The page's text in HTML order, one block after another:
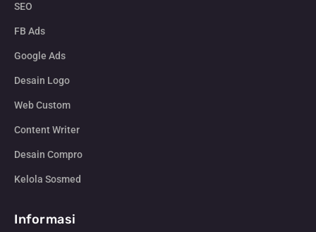
SEO
FB Ads
Google Ads
Desain Logo
Web Custom
Content Writer
Desain Compro
Kelola Sosmed
Informasi